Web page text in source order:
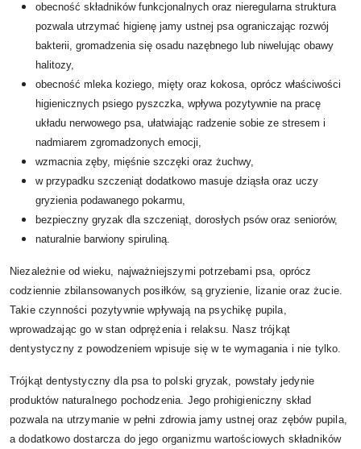
obecność składników funkcjonalnych oraz nieregularna struktura
pozwala utrzymać higienę jamy ustnej psa ograniczając rozwój
bakterii, gromadzenia się osadu nazębnego lub niwelując obawy
halitozy,
obecność mleka koziego, mięty oraz kokosa, oprócz właściwości
higienicznych psiego pyszczka, wpływa pozytywnie na pracę
układu nerwowego psa, ułatwiając radzenie sobie ze stresem i
nadmiarem zgromadzonych emocji,
wzmacnia zęby, mięśnie szczęki oraz żuchwy,
w przypadku szczeniąt dodatkowo masuje dziąsła oraz uczy
gryzienia podawanego pokarmu,
bezpieczny gryzak dla szczeniąt, dorosłych psów oraz seniorów,
naturalnie barwiony spiruliną.
Niezależnie od wieku, najważniejszymi potrzebami psa, oprócz
codziennie zbilansowanych posiłków, są gryzienie, lizanie oraz żucie.
Takie czynności pozytywnie wpływają na psychikę pupila,
wprowadzając go w stan odprężenia i relaksu. Nasz trójkąt
dentystyczny z powodzeniem wpisuje się w te wymagania i nie tylko.
Trójkąt dentystyczny dla psa to polski gryzak, powstały jedynie
produktów naturalnego pochodzenia. Jego prohigieniczny skład
pozwala na utrzymanie w pełni zdrowia jamy ustnej oraz zębów pupila,
a dodatkowo dostarcza do jego organizmu wartościowych składników